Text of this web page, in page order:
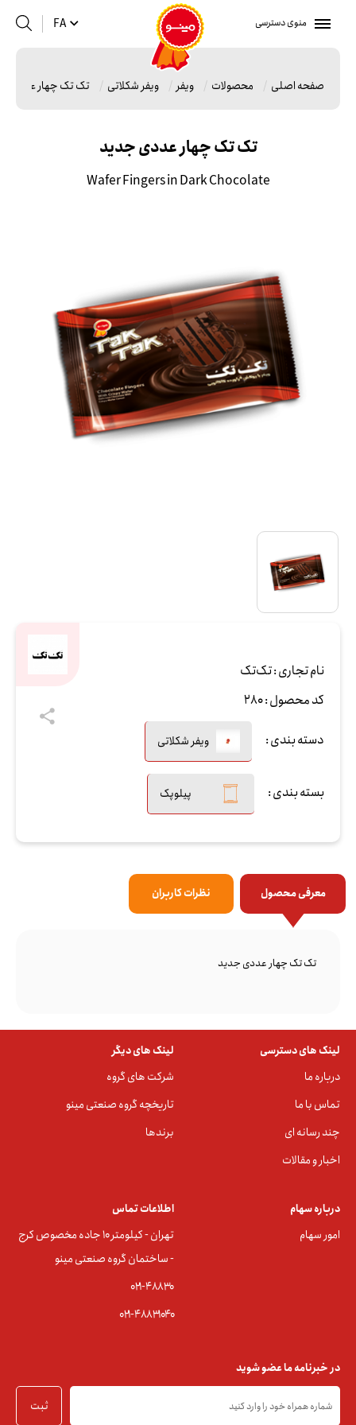
منوی دسترسی FA
صفحه اصلی محصولات ویفر ویفر شکلاتی تک تک چهار عددی
تک تک چهار عددی جدید
Wafer Fingers in Dark Chocolate
نام تجاری :تک‌تک
کد محصول :280
دسته بندی : ویفر شکلاتی
بسته بندی : پیلوپک
معرفی محصول نظرات کاربران
تک تک چهار عددی جدید
لینک های دسترسی
درباره ما
تماس با ما
چند رسانه ای
اخبار و مقالات
لینک های دیگر
شرکت های گروه
تاریخچه گروه صنعتی مینو
برندها
درباره سهام
امور سهام
اطلاعات تماس
تهران - کیلومتر ۱۰ جاده مخصوص کرج
- ساختمان گروه صنعتی مینو
۰۲۱-۴۸۸۳0
۰۲۱-۴۸۸۳۱۰۴۰
در خبرنامه ما عضو شوید
ثبت